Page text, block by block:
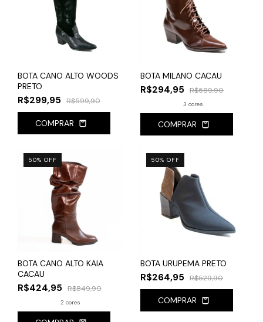
BOTA CANO ALTO WOODS
PRETO
R$299,95 R$599,90
COMPRAR
BOTA MILANO CACAU
R$294,95 R$589,90
3 cores
COMPRAR
50% OFF
BOTA CANO ALTO KAIA
CACAU
R$424,95 R$849,90
2 cores
50% OFF
BOTA URUPEMA PRETO
R$264,95 R$529,90
COMPRAR